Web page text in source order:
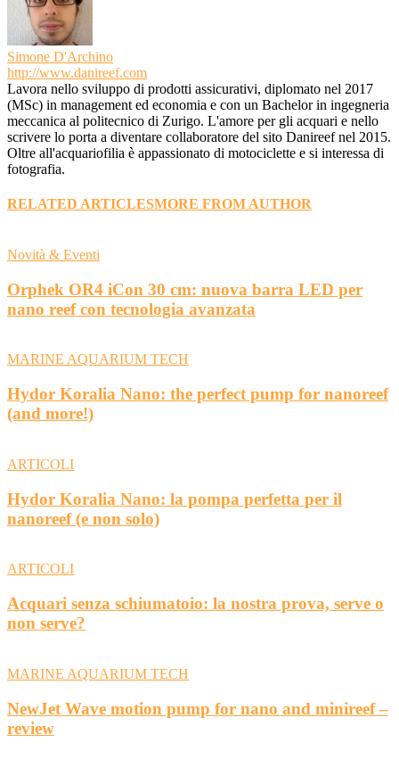
Simone D'Archino
http://www.danireef.com
Lavora nello sviluppo di prodotti assicurativi, diplomato nel 2017
(MSc) in management ed economia e con un Bachelor in ingegneria
meccanica al politecnico di Zurigo. L'amore per gli acquari e nello
scrivere lo porta a diventare collaboratore del sito Danireef nel 2015.
Oltre all'acquariofilia è appassionato di motociclette e si interessa di
fotografia.
RELATED ARTICLESMORE FROM AUTHOR
Novità & Eventi
Orphek OR4 iCon 30 cm: nuova barra LED per
nano reef con tecnologia avanzata
MARINE AQUARIUM TECH
Hydor Koralia Nano: the perfect pump for nanoreef
(and more!)
ARTICOLI
Hydor Koralia Nano: la pompa perfetta per il
nanoreef (e non solo)
ARTICOLI
Acquari senza schiumatoio: la nostra prova, serve o
non serve?
MARINE AQUARIUM TECH
NewJet Wave motion pump for nano and minireef –
review